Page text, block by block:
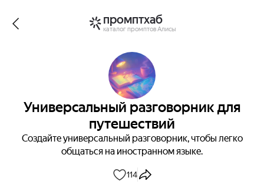
промптхаб
каталог промптов Алисы
Универсальный разговорник для
путешествий
Создайте универсальный разговорник, чтобы легко
общаться на иностранном языке.
114